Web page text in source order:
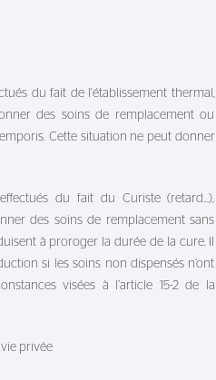
du fait de l'établissement thermal,
des soins de remplacement ou
Cette situation ne peut donner
du fait du Curiste (retard...),
des soins de remplacement sans
à proroger la durée de la cure. Il
si les soins non dispensés n’ont
visées à l’article 15-2 de la
privée